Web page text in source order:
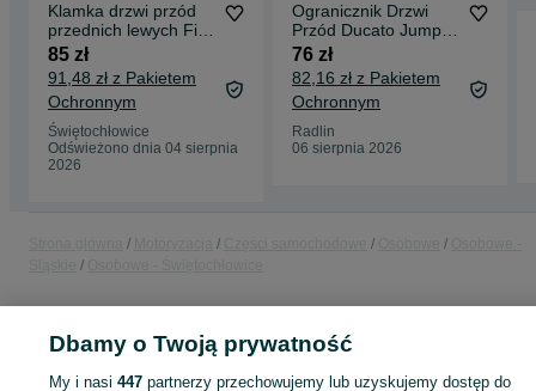
Klamka drzwi przód
przednich lewych Fiat
Ducato Citroen
Jumper Boxer
85 zł
91,48 zł z Pakietem
Ochronnym
Świętochłowice
Odświeżono dnia 04 sierpnia
2026
Ogranicznik Drzwi
Przód Ducato Jumper
Boxer 2006-
76 zł
82,16 zł z Pakietem
Ochronnym
Radlin
06 sierpnia 2026
Dbamy o Twoją prywatność
My i nasi447 partnerzy przechowujemy lub uzyskujemy dostęp do